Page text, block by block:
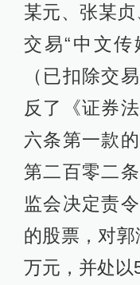
某元、张某
交易“中文传
（已扣除交
反了《证券
六条第一款
第二百零二
监会决定责
的股票，对
万元，并处以